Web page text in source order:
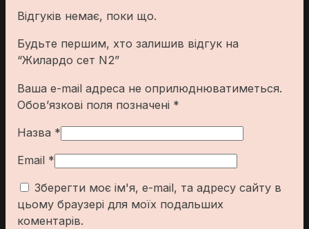
Відгуків немає, поки що.
Будьте першим, хто залишив відгук на
“Жилардо сет N2”
Ваша e-mail адреса не оприлюднюватиметься.
Обов’язкові поля позначені *
Назва *
Email *
Зберегти моє ім'я, e-mail, та адресу сайту в
цьому браузері для моїх подальших
коментарів.